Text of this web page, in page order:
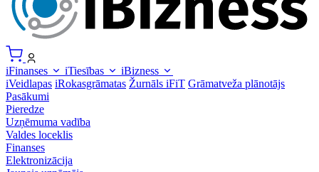
iFinanses iTiesības
iBizness
iVeidlapas iRokasgrāmatas Žurnāls iFiT Grāmatveža plānotājs
Pasākumi
Pieredze
Uzņēmuma vadība
Valdes loceklis
Finanses
Elektronizācija